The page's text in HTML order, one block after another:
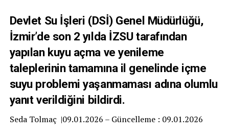
Devlet Su İşleri (DSİ) Genel Müdürlüğü,
İzmir’de son 2 yılda İZSU tarafından
yapılan kuyu açma ve yenileme
taleplerinin tamamına il genelinde içme
suyu problemi yaşanmaması adına olumlu
yanıt verildiğini bildirdi.
Seda Tolmaç |09.01.2026 – Güncelleme : 09.01.2026